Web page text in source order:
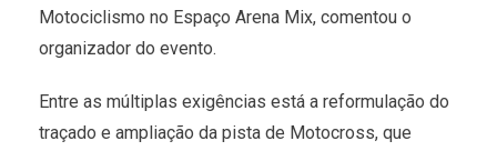
Motociclismo no Espaço Arena Mix, comentou o
organizador do evento.
Entre as múltiplas exigências está a reformulação do
traçado e ampliação da pista de Motocross, que